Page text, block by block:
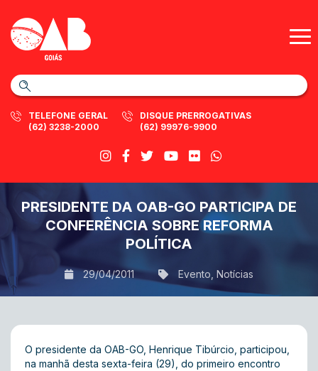
TELEFONE GERAL
(62) 3238-2000
DISQUE PRERROGATIVAS
(62) 99976-9900
PRESIDENTE DA OAB-GO PARTICIPA DE
CONFERÊNCIA SOBRE REFORMA
POLÍTICA
29/04/2011 Evento Notícias
O presidente da OAB-GO, Henrique Tibúrcio, participou,
na manhã desta sexta-feira (29), do primeiro encontro